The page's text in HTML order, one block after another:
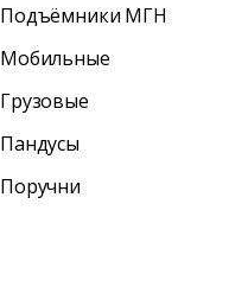
Подъёмники МГН
Мобильные
Грузовые
Пандусы
Поручни